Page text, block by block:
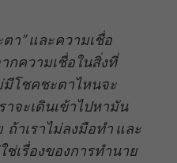
า” และความเชื่อ
กความเชื่อในสิ่งที่
มีโชคชะตาไหนจะ
จะเดินเข้าไปหามัน
าเราไม่ลงมือทำ และ
ช่เรื่องของการทำนาย